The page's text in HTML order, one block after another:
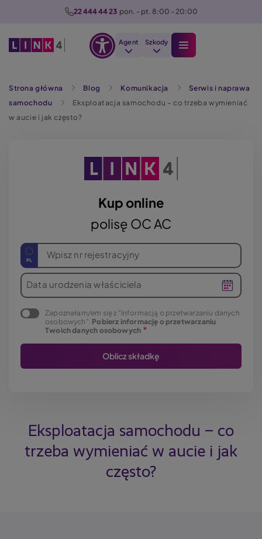
22 444 44 23 pon. - pt. 8:00 - 20:00
Agent Szkody
Strona główna Blog Komunikacja
Serwis i naprawa
samochodu
Eksploatacja samochodu – co trzeba wymieniać
w aucie i jak często?
Kup online
polisę OC AC
Wpisz nr rejestracyjny
Data urodzenia właściciela
Zapoznałam/em się z "Informacją o przetwarzaniu danych
osobowych". Pobierz informację o przetwarzaniu
Twoich danych osobowych
Eksploatacja samochodu – co
trzeba wymieniać w aucie i jak
często?